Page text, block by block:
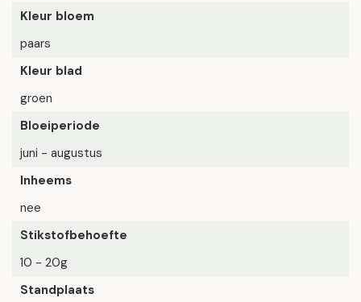
Kleur bloem
paars
Kleur blad
groen
Bloeiperiode
juni - augustus
Inheems
nee
Stikstofbehoefte
10 - 20g
Standplaats